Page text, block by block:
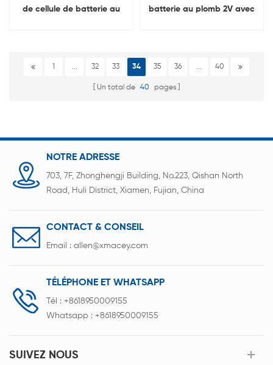
de cellule de batterie au
batterie au plomb 2V avec
1 ... 32 33 34 35 36 ... 40
Un total de 40 pages
NOTRE ADRESSE
703, 7F, Zhonghengji Building, No.223, Qishan North
Road, Huli District, Xiamen, Fujian, China
CONTACT & CONSEIL
Email : allen@xmacey.com
TÉLÉPHONE ET WHATSAPP
Tél : +8618950009155
Whatsapp : +8618950009155
SUIVEZ NOUS